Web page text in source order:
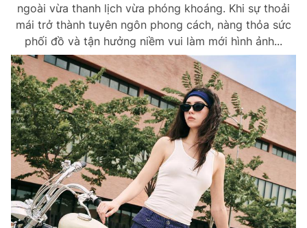
ngoài vừa thanh lịch vừa phóng khoáng. Khi sự thoải
mái trở thành tuyên ngôn phong cách, nàng thỏa sức
phối đồ và tận hưởng niềm vui làm mới hình ảnh...